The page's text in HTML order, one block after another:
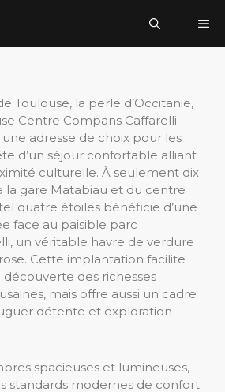
Toulouse, la perle d’Occitanie,
Centre Compans Caffarelli
adresse de choix pour les
d’un séjour confortable alliant
culturelle. À seulement dix
la gare Matabiau et du centre
quatre étoiles bénéficie d’une
face au paisible parc
un véritable havre de verdure
Cette implantation facilite
des richesses
mais offre aussi un cadre
détente et exploration
spacieuses et lumineuses,
standards modernes de confort